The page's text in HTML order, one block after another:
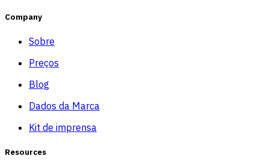
Company
Sobre
Preços
Blog
Dados da Marca
Kit de imprensa
Resources